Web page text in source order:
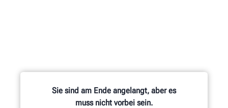
Software-Ingenieuren ist für
Hunderte von patentierten und
exklusiven Funktionen
Sie sind am Ende angelangt, aber es
muss nicht vorbei sein.